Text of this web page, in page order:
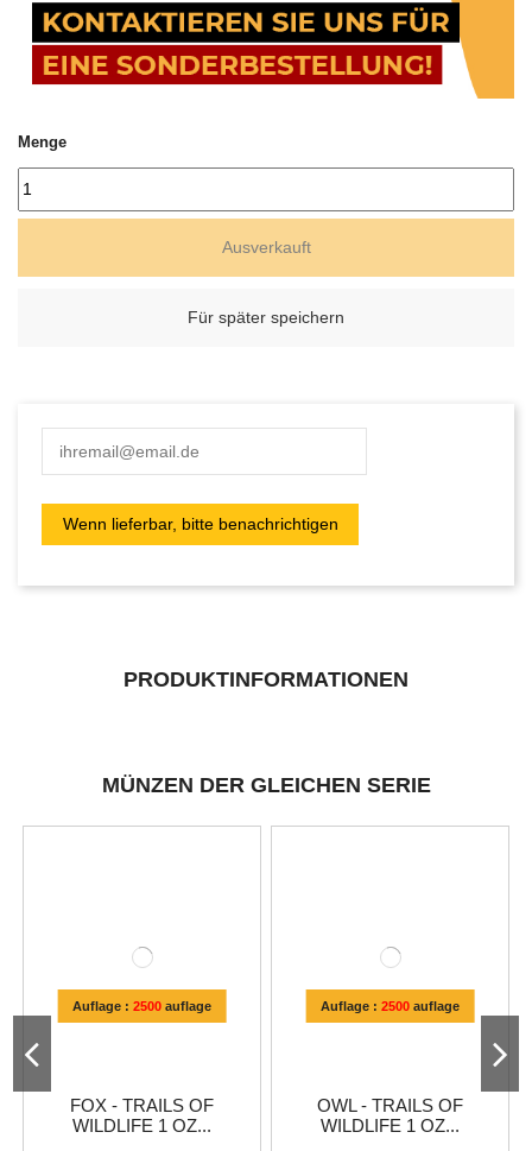
Menge
Ausverkauft
Für später speichern
PRODUKTINFORMATIONEN
MÜNZEN DER GLEICHEN SERIE
Auflage : 2500auflage
FOX - TRAILS OF
WILDLIFE 1 OZ...
Auflage : 2500auflage
OWL - TRAILS OF
WILDLIFE 1 OZ...